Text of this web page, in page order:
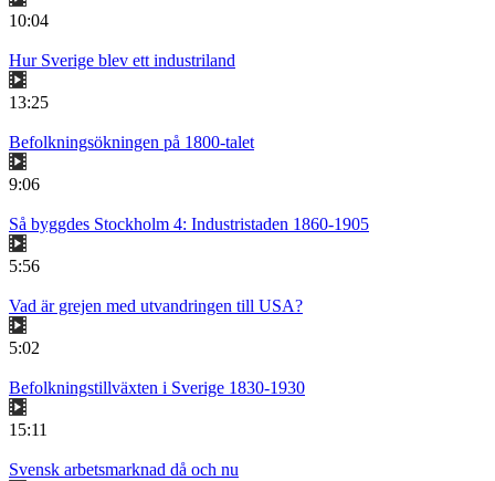
10:04
Hur Sverige blev ett industriland
13:25
Befolkningsökningen på 1800-talet
9:06
Så byggdes Stockholm 4: Industristaden 1860-1905
5:56
Vad är grejen med utvandringen till USA?
5:02
Befolkningstillväxten i Sverige 1830-1930
15:11
Svensk arbetsmarknad då och nu